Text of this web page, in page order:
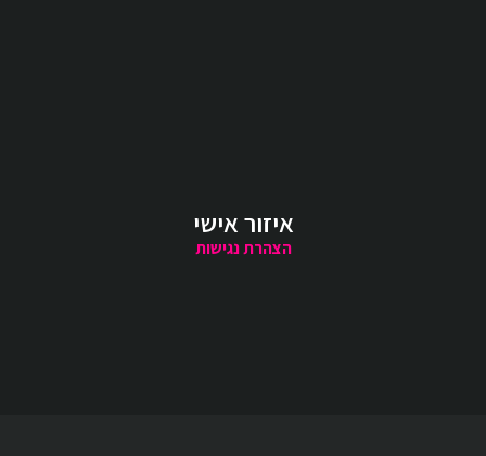
איזור אישי
הצהרת נגישות